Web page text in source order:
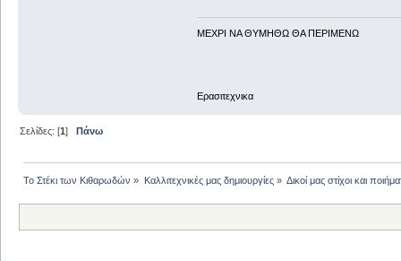
ΜΕΧΡΙ ΝΑ ΘΥΜHΘΩ ΘΑ ΠΕΡΙΜΕΝΩ
Ερασιτεχνικα
Σελίδες: [1] Πάνω
Το Στέκι των Κιθαρωδών » Καλλιτεχνικές μας δημιουργίες» Δικοί μας στίχοι και